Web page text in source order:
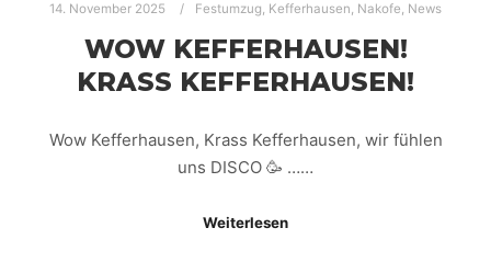
14. November 2025 Festumzug, Kefferhausen, Nakofe, News
WOW KEFFERHAUSEN!
KRASS KEFFERHAUSEN!
Wow Kefferhausen, Krass Kefferhausen, wir fühlen
uns DISCO 🥳 ……
Weiterlesen